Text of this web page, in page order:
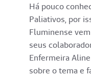
Há pouco
Paliativos, por
Fluminense
seus
Enfermeira
sobre o tema e